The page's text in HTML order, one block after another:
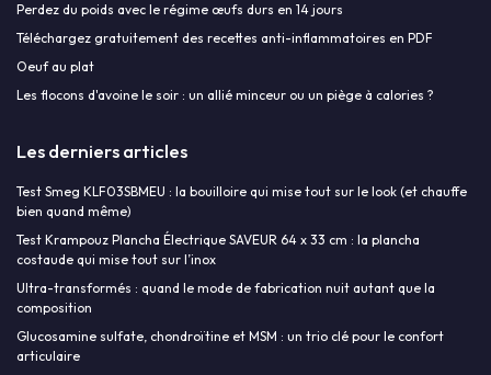
Perdez du poids avec le régime œufs durs en 14 jours
Téléchargez gratuitement des recettes anti-inflammatoires en PDF
Oeuf au plat
Les flocons d'avoine le soir : un allié minceur ou un piège à calories ?
Les derniers articles
Test Smeg KLF03SBMEU : la bouilloire qui mise tout sur le look (et chauffe
bien quand même)
Test Krampouz Plancha Électrique SAVEUR 64 x 33 cm : la plancha
costaude qui mise tout sur l’inox
Ultra-transformés : quand le mode de fabrication nuit autant que la
composition
Glucosamine sulfate, chondroïtine et MSM : un trio clé pour le confort
articulaire